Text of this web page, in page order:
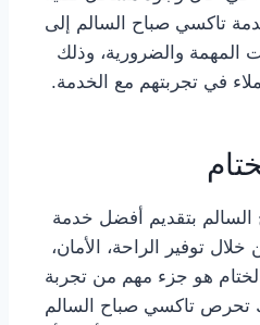
تاكسي صباح السالم إلى
المهمة والضرورية، وذلك
في تجربتهم مع الخدمة.
بتقديم أفضل خدمة
توفير الراحة، الأمان،
هو جزء مهم من تجربة
تحرص تاكسي صباح السالم